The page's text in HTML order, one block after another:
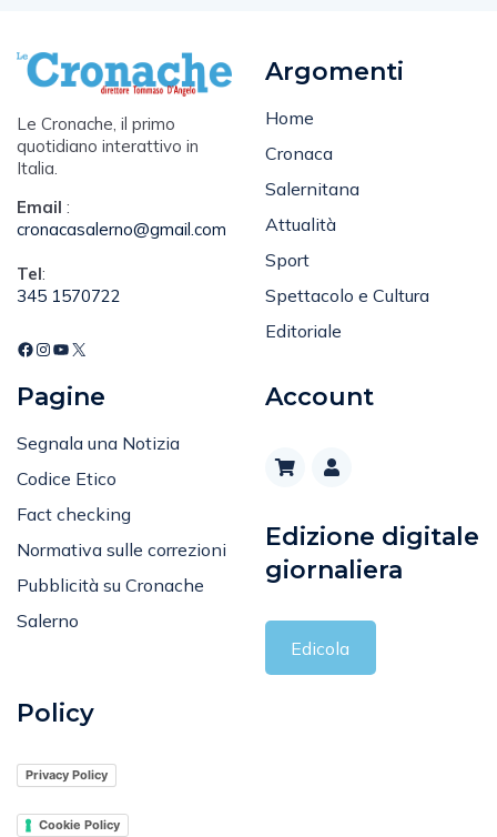
Le Cronache, il primo
quotidiano interattivo in
Italia.
Email :
cronacasalerno@gmail.com
Tel:
345 1570722
Argomenti
Home
Cronaca
Salernitana
Attualità
Sport
Spettacolo e Cultura
Editoriale
Pagine
Segnala una Notizia
Codice Etico
Fact checking
Normativa sulle correzioni
Pubblicità su Cronache
Salerno
Account
Edizione digitale
giornaliera
Edicola
Policy
Privacy Policy
Cookie Policy